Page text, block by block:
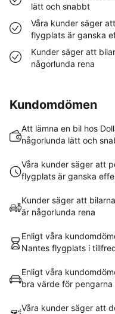
lätt och snabbt
Våra kunder säger
flygplats är ganska
Kunder säger att
någorlunda rena
Kundomdömen
Att lämna en bil hos
någorlunda lätt och
Våra kunder säger att
flygplats är ganska
Kunder säger att
är någorlunda rena
Enligt våra
Nantes flygplats i
Enligt våra
bra värde för pengarna
Våra kunder säger att